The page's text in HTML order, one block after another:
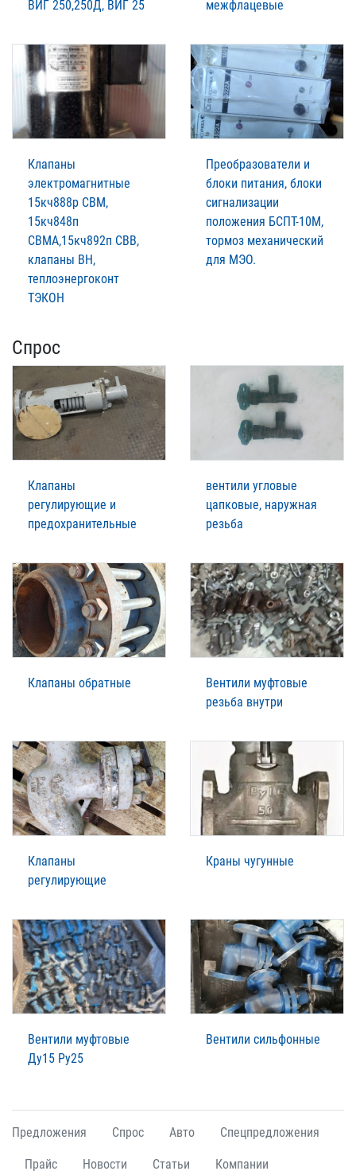
ВИГ 250,250Д, ВИГ 25
межфлацевые
Клапаны
электромагнитные
15кч888р СВМ,
15кч848п
СВМА,15кч892п СВВ,
клапаны ВН,
теплоэнергоконт
ТЭКОН
Преобразователи и
блоки питания, блоки
сигнализации
положения БСПТ-10М,
тормоз механический
для МЭО.
Спрос
Клапаны
регулирующие и
предохранительные
вентили угловые
цапковые, наружная
резьба
Клапаны обратные
Вентили муфтовые
резьба внутри
Клапаны
регулирующие
Краны чугунные
Вентили муфтовые
Ду15 Ру25
Вентили сильфонные
Предложения Спрос Авто Спецпредложения
Прайс Новости Статьи Компании